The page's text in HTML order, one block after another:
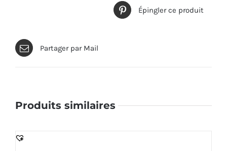
Épingler ce produit
Partager par Mail
Produits similaires